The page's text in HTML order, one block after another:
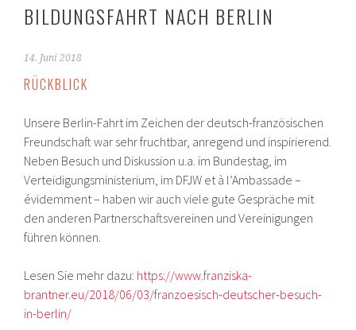
BILDUNGSFAHRT NACH BERLIN
14. Juni 2018
RÜCKBLICK
Unsere Berlin-Fahrt im Zeichen der deutsch-französischen
Freundschaft war sehr fruchtbar, anregend und inspirierend.
Neben Besuch und Diskussion u.a. im Bundestag, im
Verteidigungsministerium, im DFJW et à l’Ambassade –
évidemment – haben wir auch viele gute Gespräche mit
den anderen Partnerschaftsvereinen und Vereinigungen
führen können.
Lesen Sie mehr dazu: https://www.franziska-
brantner.eu/2018/06/03/franzoesisch-deutscher-besuch-
in-berlin/